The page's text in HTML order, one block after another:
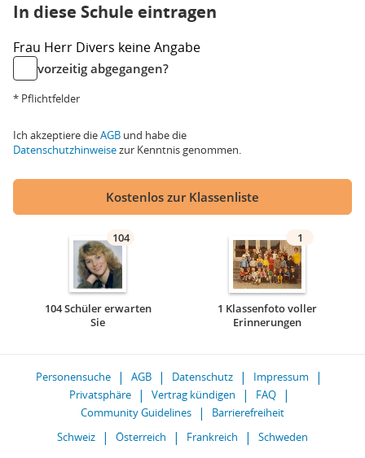
In diese Schule eintragen
Frau Herr Divers keine Angabe
vorzeitig abgegangen?
* Pflichtfelder
Ich akzeptiere dieAGB und habe die
Datenschutzhinweisezur Kenntnis genommen.
Kostenlos zur Klassenliste
104
104 Schüler erwarten
Sie
1
1 Klassenfoto voller
Erinnerungen
Personensuche AGB Datenschutz
Impressum
Privatsphäre
Vertrag kündigen
FAQ
Community Guidelines
Barrierefreiheit
Schweiz
Österreich Frankreich Schweden